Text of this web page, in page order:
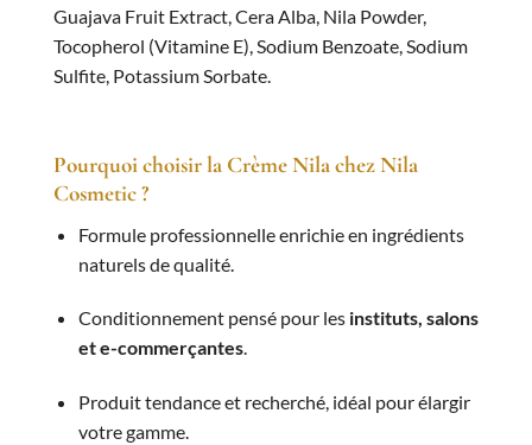
Guajava Fruit Extract, Cera Alba, Nila Powder,
Tocopherol (Vitamine E), Sodium Benzoate, Sodium
Sulfite, Potassium Sorbate.
Pourquoi choisir la Crème Nila chez Nila
Cosmetic ?
Formule professionnelle enrichie en ingrédients
naturels de qualité.
Conditionnement pensé pour les instituts, salons
et e-commerçantes.
Produit tendance et recherché, idéal pour élargir
votre gamme.